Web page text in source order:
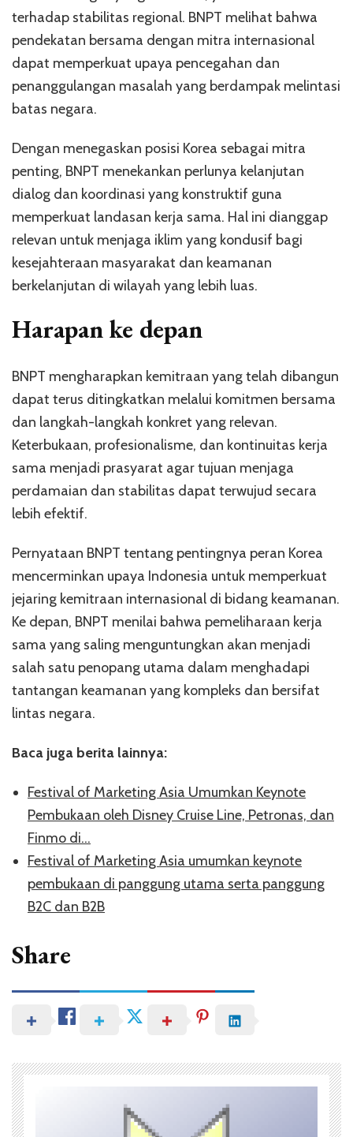
terhadap stabilitas regional. BNPT melihat bahwa
pendekatan bersama dengan mitra internasional
dapat memperkuat upaya pencegahan dan
penanggulangan masalah yang berdampak melintasi
batas negara.
Dengan menegaskan posisi Korea sebagai mitra
penting, BNPT menekankan perlunya kelanjutan
dialog dan koordinasi yang konstruktif guna
memperkuat landasan kerja sama. Hal ini dianggap
relevan untuk menjaga iklim yang kondusif bagi
kesejahteraan masyarakat dan keamanan
berkelanjutan di wilayah yang lebih luas.
Harapan ke depan
BNPT mengharapkan kemitraan yang telah dibangun
dapat terus ditingkatkan melalui komitmen bersama
dan langkah-langkah konkret yang relevan.
Keterbukaan, profesionalisme, dan kontinuitas kerja
sama menjadi prasyarat agar tujuan menjaga
perdamaian dan stabilitas dapat terwujud secara
lebih efektif.
Pernyataan BNPT tentang pentingnya peran Korea
mencerminkan upaya Indonesia untuk memperkuat
jejaring kemitraan internasional di bidang keamanan.
Ke depan, BNPT menilai bahwa pemeliharaan kerja
sama yang saling menguntungkan akan menjadi
salah satu penopang utama dalam menghadapi
tantangan keamanan yang kompleks dan bersifat
lintas negara.
Baca juga berita lainnya:
Festival of Marketing Asia Umumkan Keynote
Pembukaan oleh Disney Cruise Line, Petronas, dan
Finmo di…
Festival of Marketing Asia umumkan keynote
pembukaan di panggung utama serta panggung
B2C dan B2B
Share